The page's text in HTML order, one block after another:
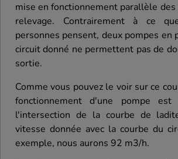
mise en fonctionnement parallèle des
relevage. Contrairement à ce
personnes pensent, deux pompes en
circuit donné ne permettent pas de
sortie.
Comme vous pouvez le voir sur ce
fonctionnement d'une pompe est
l'intersection de la courbe de
vitesse donnée avec la courbe du
exemple, nous aurons 92 m3/h.